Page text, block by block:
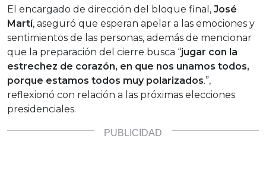
El encargado de dirección del bloque final, José
Martí, aseguró que esperan apelar a las emociones y
sentimientos de las personas, además de mencionar
que la preparación del cierre busca “jugar con la
estrechez de corazón, en que nos unamos todos,
porque estamos todos muy polarizados.”,
reflexionó con relación a las próximas elecciones
presidenciales.